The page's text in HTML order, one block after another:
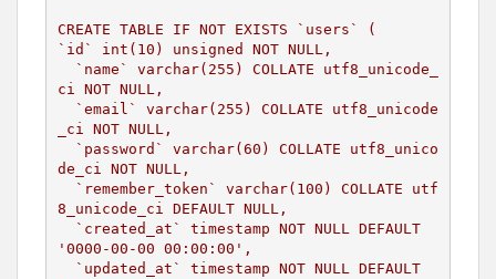
CREATE TABLE IF NOT EXISTS `users` (
`id` int(10) unsigned NOT NULL,
`name` varchar(255) COLLATE utf8_unicode_
ci NOT NULL,
`email` varchar(255) COLLATE utf8_unicode
_ci NOT NULL,
`password` varchar(60) COLLATE utf8_unico
de_ci NOT NULL,
`remember_token` varchar(100) COLLATE utf
8_unicode_ci DEFAULT NULL,
`created_at` timestamp NOT NULL DEFAULT
'0000-00-00 00:00:00',
`updated_at` timestamp NOT NULL DEFAULT